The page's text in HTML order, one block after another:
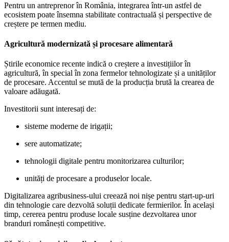
Pentru un antreprenor în România, integrarea într-un astfel de
ecosistem poate însemna stabilitate contractuală și perspective de
creștere pe termen mediu.
Agricultură modernizată și procesare alimentară
Știrile economice recente indică o creștere a investițiilor în
agricultură, în special în zona fermelor tehnologizate și a unităților
de procesare. Accentul se mută de la producția brută la crearea de
valoare adăugată.
Investitorii sunt interesați de:
sisteme moderne de irigații;
sere automatizate;
tehnologii digitale pentru monitorizarea culturilor;
unități de procesare a produselor locale.
Digitalizarea agribusiness-ului creează noi nișe pentru start-up-uri
din tehnologie care dezvoltă soluții dedicate fermierilor. În același
timp, cererea pentru produse locale susține dezvoltarea unor
branduri românești competitive.